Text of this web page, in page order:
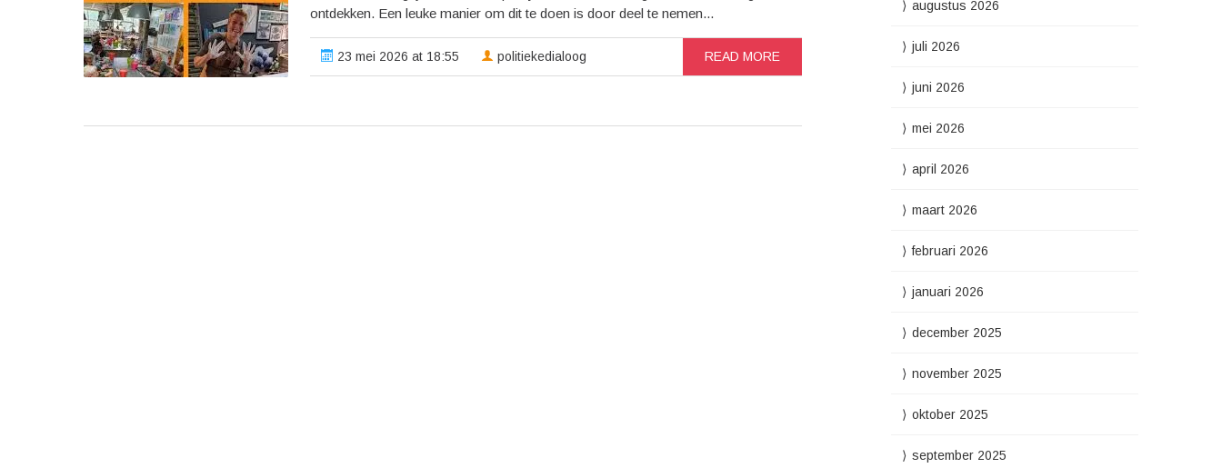
ontdekken. Een leuke manier om dit te doen is door deel te nemen...
23 mei 2026 at 18:55 politiekedialoog READ MORE
augustus 2026
juli 2026
juni 2026
mei 2026
april 2026
maart 2026
februari 2026
januari 2026
december 2025
november 2025
oktober 2025
september 2025